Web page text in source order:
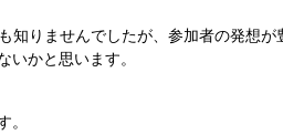
知りませんでしたが、参加者の発想
いかと思います。
。